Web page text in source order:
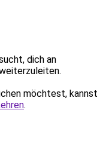
dich an
möchtest, kannst
.